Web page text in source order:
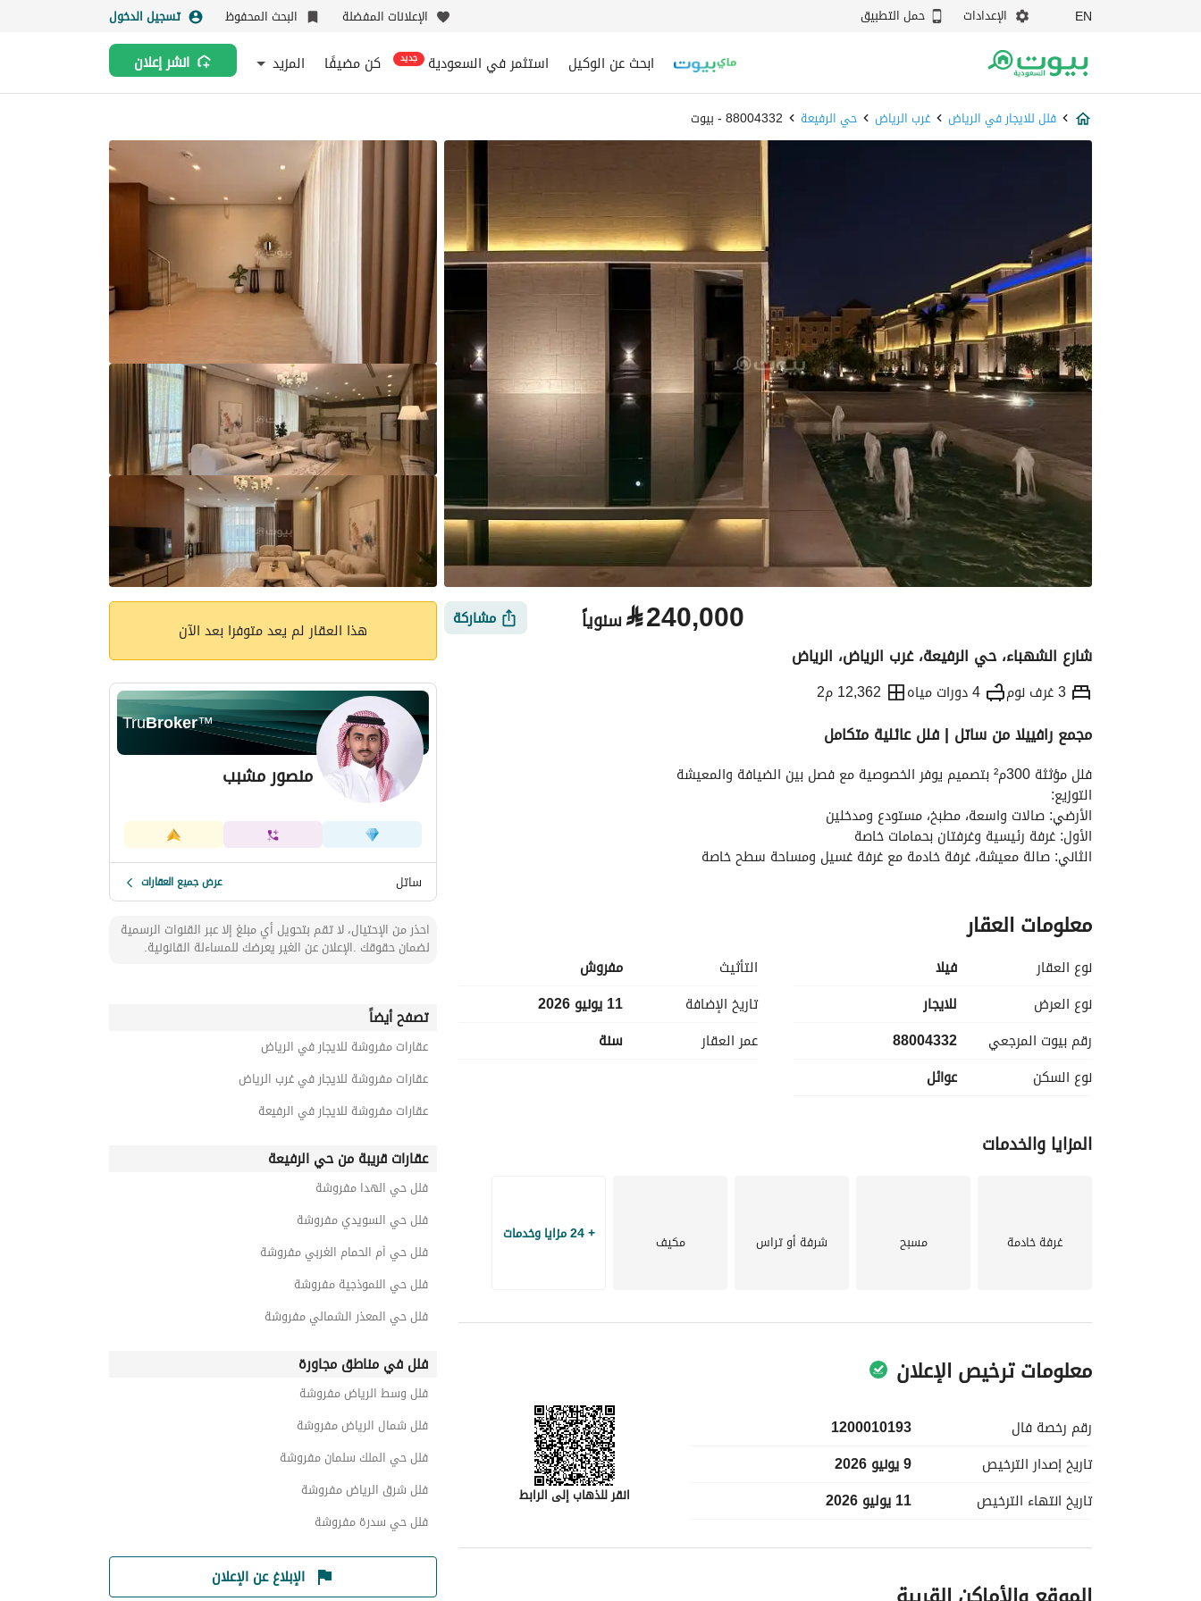
EN الإعدادات حمل التطبيق الإعلانات المفضلة البحث المحفوظ تسجيل الدخول
ابحث عن الوكيل استثمر في السعودية جديد كن مضيفًا المزيد انشر إعلان
فلل للايجار في الرياض غرب الرياض حي الرفيعة 88004332 - بيوت
⃁240,000 سنوياً مشاركة
شارع الشهباء، حي الرفيعة، غرب الرياض، الرياض
3 غرف نوم 4 دورات مياه 12,362 م2
التفاصيل
مجمع رافييلا من ساتل | فلل عائلية متكامل
فلل مؤثثة 300م² بتصميم يوفر الخصوصية مع فصل بين الضيافة والمعيشة
التوزيع:
الأرضي: صالات واسعة، مطبخ، مستودع ومدخلين
الأول: غرفة رئيسية وغرفتان بحمامات خاصة
الثاني: صالة معيشة، غرفة خادمة مع غرفة غسيل ومساحة سطح خاصة
مسبح، نادي رياضي، منطقة أطفال، ممشى ومواقف.
الإدارة:
أمن وصيانة 24/7 وغرف للسائقين.
الموقع:
10 دقائق للحي الدبلوماسي والتخصصي
معلومات العقار
نوع العقار
فیلا
نوع العرض
للايجار
رقم بيوت المرجعي
88004332
نوع السكن
عوائل
التأثيث
مفروش
تاريخ الإضافة
11 يونيو 2026
عمر العقار
سنة
المزايا والخدمات
غرفة خادمة مسبح شرفة أو تراس مكيف + 24 مزايا وخدمات
معلومات ترخيص الإعلان
رقم رخصة فال
1200010193
تاريخ إصدار الترخيص
9 يونيو 2026
تاريخ انتهاء الترخيص 11 يوليو 2026 انقر للذهاب إلى الرابط
معلومات مسؤول الإعلان
هذا العقار لم يعد متوفرا بعد الآن
TruBroker™
منصور مشبب
ساتل عرض جميع العقارات
احذر من الإحتيال، لا تقم بتحويل أي مبلغ إلا عبر القنوات الرسمية
لضمان حقوقك .الإعلان عن الغير يعرضك للمساءلة القانونية.
تصفح أيضاً
عقارات مفروشة للايجار في الرياض
عقارات مفروشة للايجار في غرب الرياض
عقارات مفروشة للايجار في الرفيعة
عقارات قريبة من حي الرفيعة
فلل حي الهدا مفروشة
فلل حي السويدي مفروشة
فلل حي أم الحمام الغربي مفروشة
فلل حي النموذجية مفروشة
فلل حي المعذر الشمالي مفروشة
فلل في مناطق مجاورة
فلل وسط الرياض مفروشة
فلل شمال الرياض مفروشة
فلل حي الملك سلمان مفروشة
فلل شرق الرياض مفروشة
فلل حي سدرة مفروشة
الإبلاغ عن الإعلان